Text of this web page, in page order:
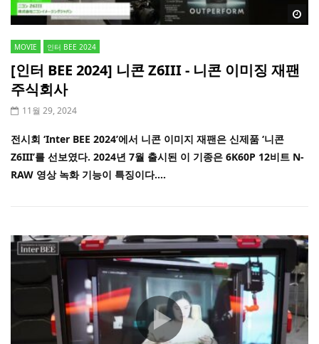
MOVIE 인터 BEE 2024
[인터 BEE 2024] 니콘 Z6III - 니콘 이미징 재팬
주식회사
11월 29, 2024
전시회 ‘Inter BEE 2024’에서 니콘 이미지 재팬은 신제품 ‘니콘
Z6III’를 선보였다. 2024년 7월 출시된 이 기종은 6K60P 12비트 N-
RAW 영상 녹화 기능이 특징이다....